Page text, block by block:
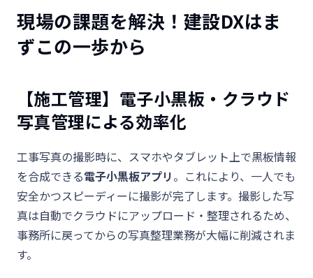
現場の課題を解決！建設DXはま
ずこの一歩から
【施工管理】電子小黒板・クラウド
写真管理による効率化
工事写真の撮影時に、スマホやタブレット上で黒板情報
を合成できる電子小黒板アプリ。これにより、一人でも
安全かつスピーディーに撮影が完了します。撮影した写
真は自動でクラウドにアップロード・整理されるため、
事務所に戻ってからの写真整理業務が大幅に削減されま
す。